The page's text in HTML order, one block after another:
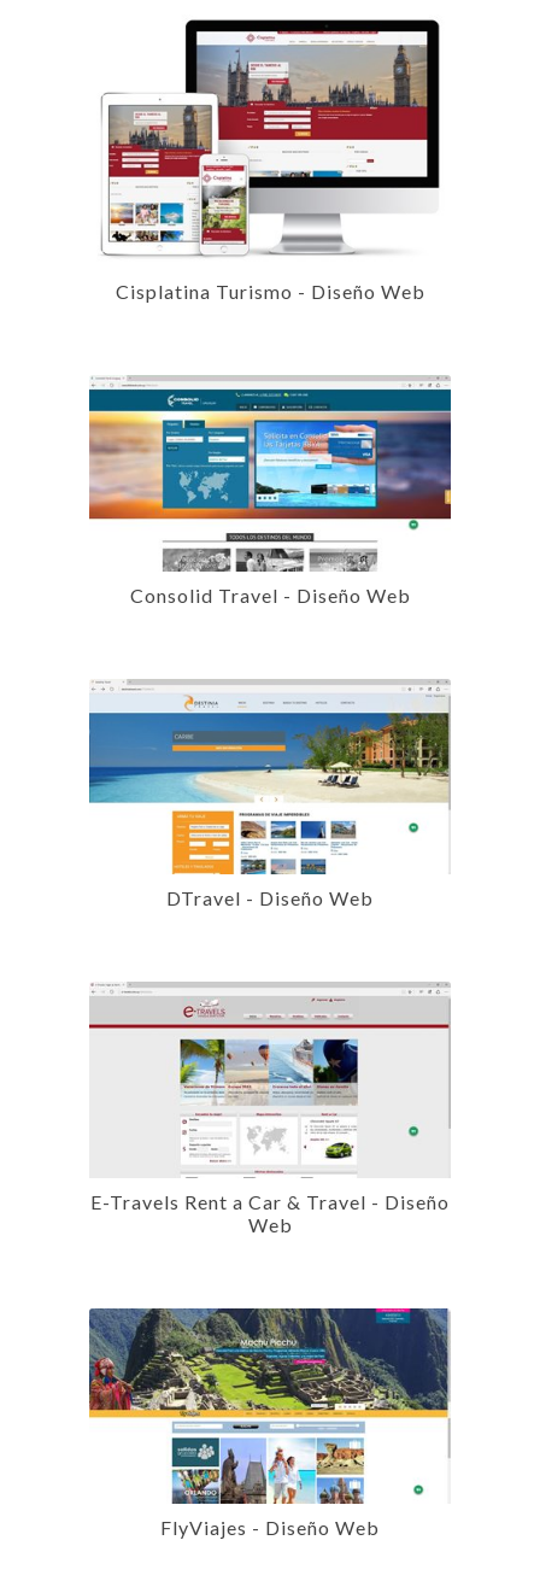
Cisplatina Turismo - Diseño Web
Consolid Travel - Diseño Web
DTravel - Diseño Web
E-Travels Rent a Car & Travel - Diseño
Web
FlyViajes - Diseño Web